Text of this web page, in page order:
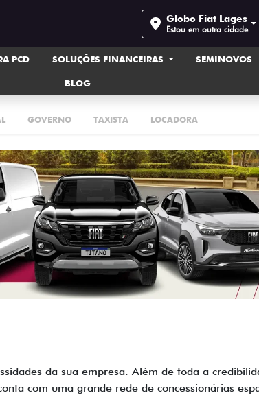
Globo Fiat Lages
Estou em outra cidade
PCD SOLUÇÕES FINANCEIRAS SEMINOVOS
BLOG
GOVERNO TAXISTA LOCADORA
da sua empresa. Além de toda a
com uma grande rede de concessionárias